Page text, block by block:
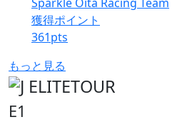
獲得ポイント
361pts
もっと見る
E1